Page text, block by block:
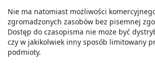
Nie ma natomiast możliwości
zgromadzonych zasobów bez pisemnej
Dostęp do czasopisma nie może być
czy w jakikolwiek inny sposób limitowany
podmioty.